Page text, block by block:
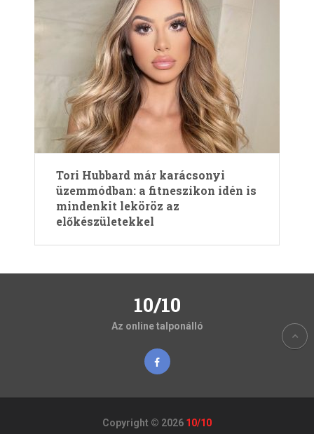
Tori Hubbard már karácsonyi
üzemmódban: a fitneszikon idén is
mindenkit leköröz az
előkészületekkel
10/10
Az online talponálló
Copyright © 2026 10/10